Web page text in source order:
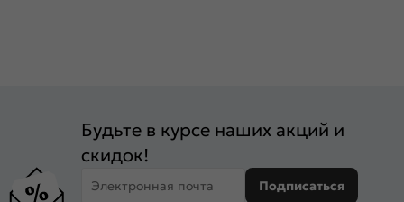
Будьте в курсе наших акций и
скидок!
Электронная почта Подписаться